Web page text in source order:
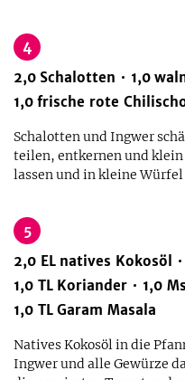
4
2,0 Schalotten 1,0
1,0 frische rote
Schalotten und Ingwer
teilen, entkernen und
lassen und in kleine
5
2,0 EL natives Kokosöl
1,0 TL Koriander 1,0
1,0 TL Garam Masala
Natives Kokosöl in die
Ingwer und alle Gewürze